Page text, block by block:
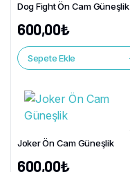
Dog Fight Ön Cam Güneşlik
600,00₺
Sepete Ekle
Joker Ön Cam Güneşlik
600,00₺